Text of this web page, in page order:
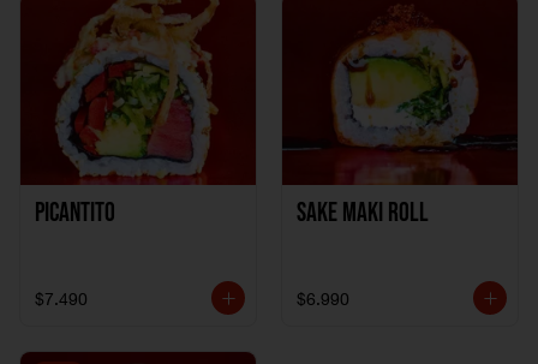
Picantito
$7.490
Sake Maki Roll
$6.990